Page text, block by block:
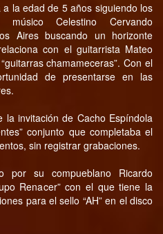
la edad de 5 años siguiendo los
Celestino Cervando
Aires buscando un horizonte
con el guitarrista Mateo
chamameceras”. Con el
de presentarse en las
la invitación de Cacho Espíndola
conjunto que completaba el
sin registrar grabaciones.
por su compueblano Ricardo
Renacer” con el que tiene la
para el sello “AH” en el disco